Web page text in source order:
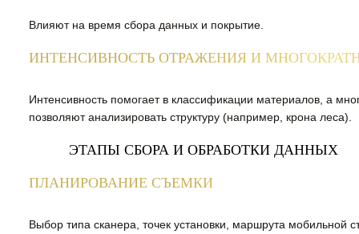
Влияют на время сбора данных и покрытие.
ИНТЕНСИВНОСТЬ ОТРАЖЕНИЯ И
Интенсивность помогает в классификации материалов, а
позволяют анализировать структуру (например, крона леса).
ЭТАПЫ СБОРА И ОБРАБОТКИ ДАННЫХ
ПЛАНИРОВАНИЕ СЪЕМКИ
Выбор типа сканера, точек установки, маршрута мобильной